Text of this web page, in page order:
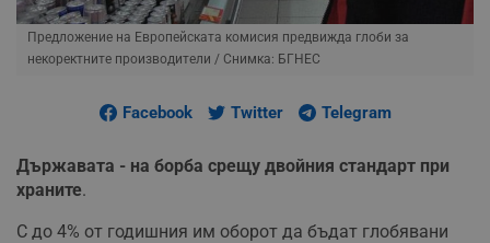
Предложение на Европейската комисия предвижда глоби за
некоректните производители / Снимка: БГНЕС
Facebook Twitter Telegram
Държавата - на борба срещу двойния стандарт при
храните.
С до 4% от годишния им оборот да бъдат глобявани